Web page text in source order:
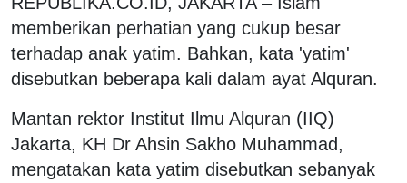
memberikan perhatian yang cukup besar
terhadap anak yatim. Bahkan, kata 'yatim'
disebutkan beberapa kali dalam ayat Alquran.
Mantan rektor Institut Ilmu Alquran (IIQ)
Jakarta, KH Dr Ahsin Sakho Muhammad,
mengatakan kata yatim disebutkan sebanyak